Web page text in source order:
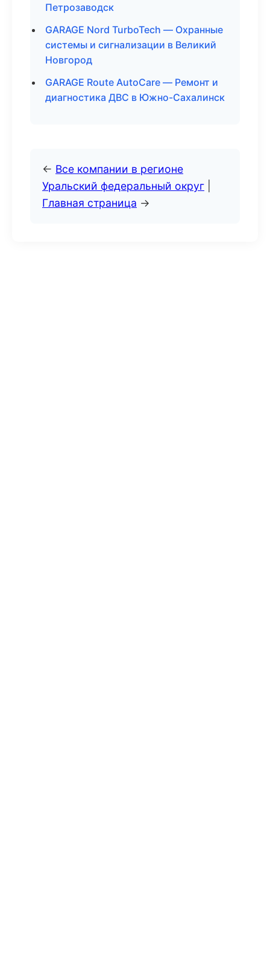
Петрозаводск
GARAGE Nord TurboTech — Охранные
системы и сигнализации в Великий
Новгород
GARAGE Route AutoCare — Ремонт и
диагностика ДВС в Южно-Сахалинск
← Все компании в регионе
Уральский федеральный округ
Главная страница →